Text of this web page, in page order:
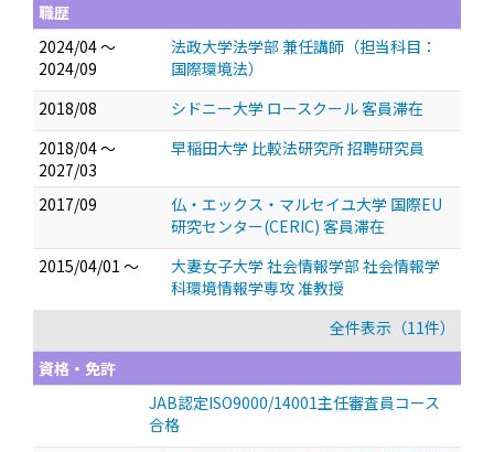
職歴
2024/04 ～
2024/09
法政大学法学部 兼任講師（担当科目：
国際環境法）
2018/08
シドニー大学 ロースクール 客員滞在
2018/04 ～
2027/03
早稲田大学 比較法研究所 招聘研究員
2017/09
仏・エックス・マルセイユ大学 国際EU
研究センター(CERIC) 客員滞在
2015/04/01 ～
大妻女子大学 社会情報学部 社会情報学
科環境情報学専攻 准教授
全件表示（11件）
資格・免許
JAB認定ISO9000/14001主任審査員コース
合格